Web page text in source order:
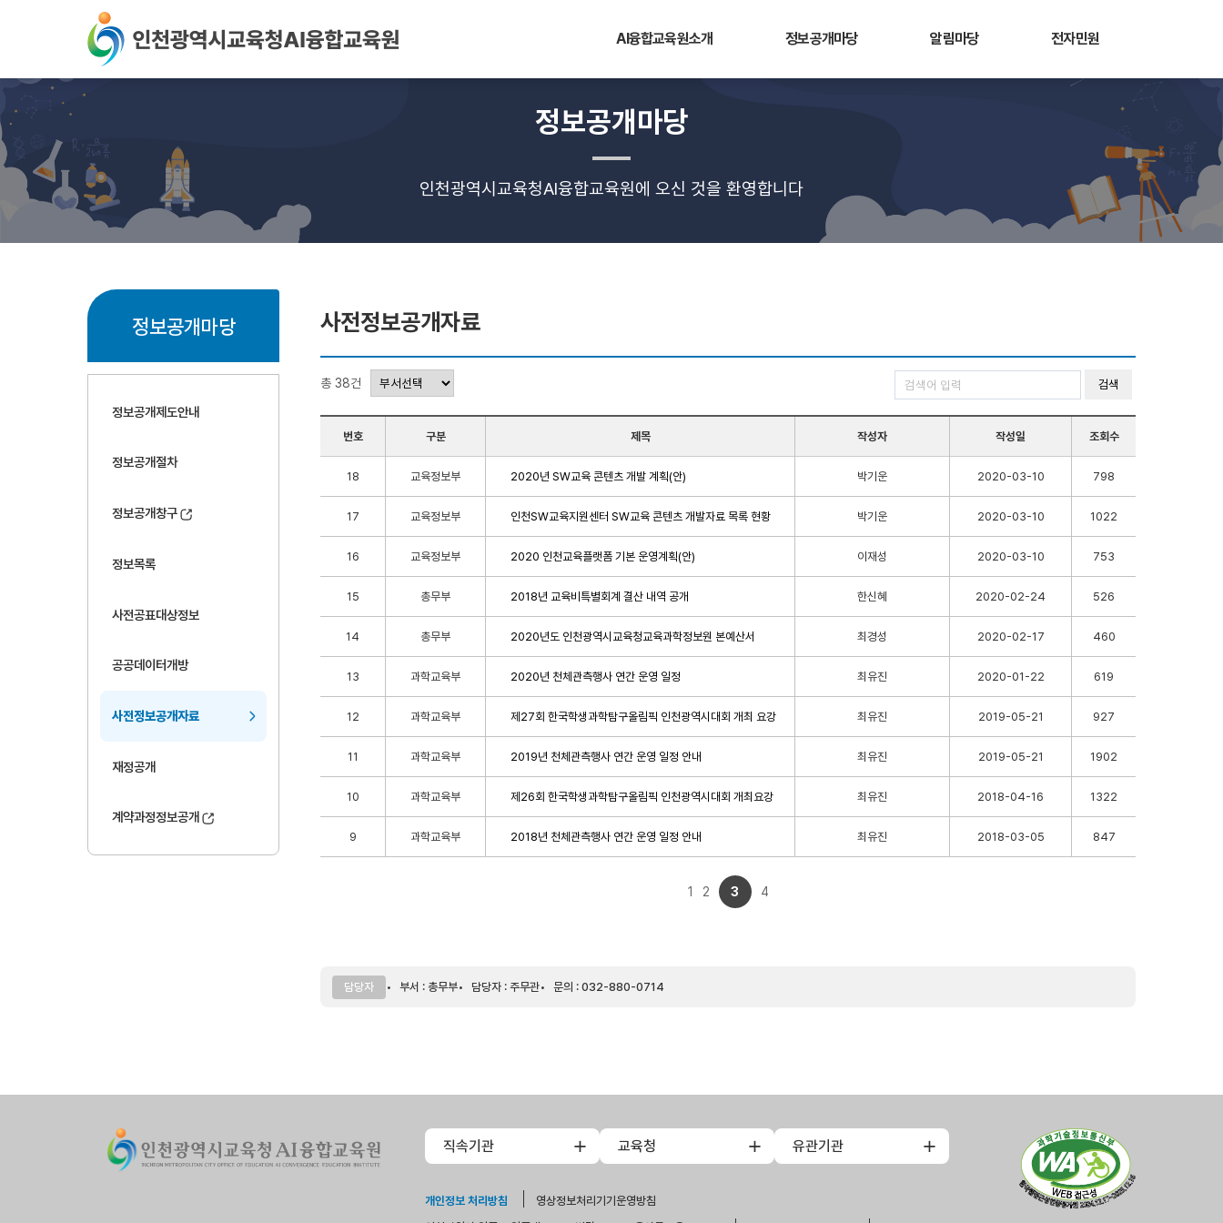
AI융합교육원소개 정보공개마당 알림마당 전자민원
정보공개마당
인천광역시교육청AI융합교육원에 오신 것을 환영합니다
정보공개마당
정보공개제도안내
정보공개절차
정보공개창구
정보목록
사전공표대상정보
공공데이터개방
사전정보공개자료
재정공개
계약과정정보공개
사전정보공개자료
총 38건 검색
번호 구분 제목 작성자 작성일 조회수
18 교육정보부 2020년 SW교육 콘텐츠 개발 계획(안) 박기운 2020-03-10 798
17 교육정보부 인천SW교육지원센터 SW교육 콘텐츠 개발자료 목록 현황 박기운 2020-03-10 1022
16 교육정보부 2020 인천교육플랫폼 기본 운영계획(안) 이재성 2020-03-10 753
15 총무부 2018년 교육비특별회계 결산 내역 공개 한신혜 2020-02-24 526
14 총무부 2020년도 인천광역시교육청교육과학정보원 본예산서 최경성 2020-02-17 460
13 과학교육부 2020년 천체관측행사 연간 운영 일정 최유진 2020-01-22 619
12 과학교육부 제27회 한국학생과학탐구올림픽 인천광역시대회 개최 요강 최유진 2019-05-21 927
11 과학교육부 2019년 천체관측행사 연간 운영 일정 안내 최유진 2019-05-21 1902
10 과학교육부 제26회 한국학생과학탐구올림픽 인천광역시대회 개최요강 최유진 2018-04-16 1322
9 과학교육부 2018년 천체관측행사 연간 운영 일정 안내 최유진 2018-03-05 847
1 2 3 4
담당자 부서 : 총무부 담당자 : 주무관 문의 : 032-880-0714
직속기관 교육청 유관기관
개인정보 처리방침
영상정보처리기기운영방침